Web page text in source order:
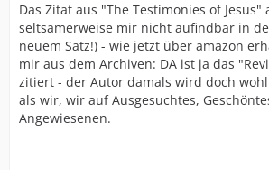
Das Zitat aus "The Testimonies of Jesus"
seltsamerweise mir nicht aufindbar in
neuem Satz!) - wie jetzt über amazon
mir aus dem Archiven: DA ist ja das
zitiert - der Autor damals wird doch
als wir, wir auf Ausgesuchtes,
Angewiesenen.